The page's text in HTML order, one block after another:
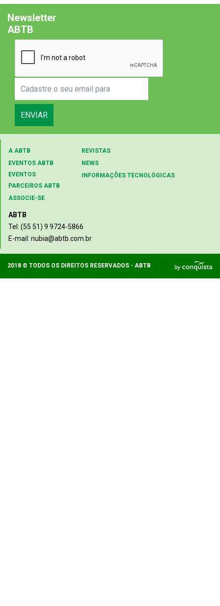
Newsletter
ABTB
ENVIAR
A ABTB
EVENTOS ABTB
EVENTOS
PARCEIROS ABTB
ASSOCIE-SE
REVISTAS
NEWS
INFORMAÇÕES TECNOLÓGICAS
ABTB
Tel: (55 51) 9 9724-5866
E-mail: nubia@abtb.com.br
2018 © TODOS OS DIREITOS RESERVADOS - ABTB